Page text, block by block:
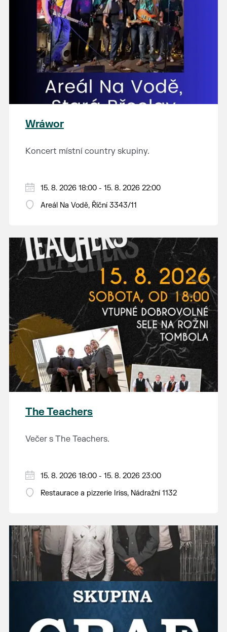
Wráwor
Koncert místní country skupiny.
15. 8. 2026 18:00 - 15. 8. 2026 22:00
Areál Na Vodě, Říční 3343/11
The Teachers
Večer s The Teachers.
15. 8. 2026 18:00 - 15. 8. 2026 23:00
Restaurace a pizzerie Iriss, Nádražní 1132